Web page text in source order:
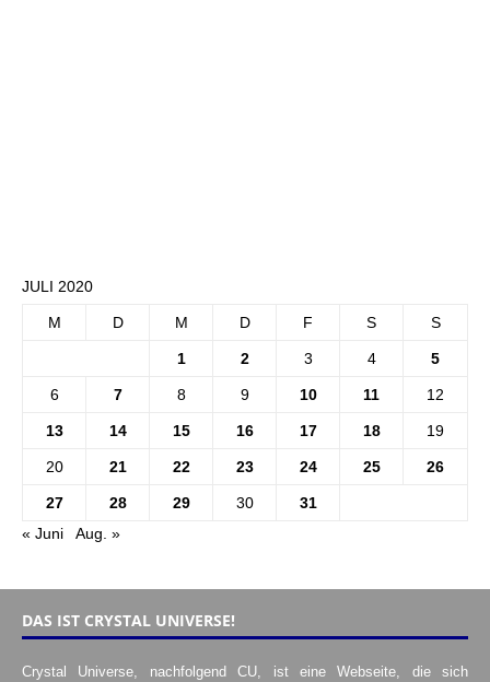
JULI 2020
M D M D F S S
1 2 3 4 5
6 7 8 9 10 11 12
13 14 15 16 17 18 19
20 21 22 23 24 25 26
27 28 29 30
31
« Juni
Aug. »
DAS IST CRYSTAL UNIVERSE!
Crystal Universe, nachfolgend CU, ist eine Webseite, die sich